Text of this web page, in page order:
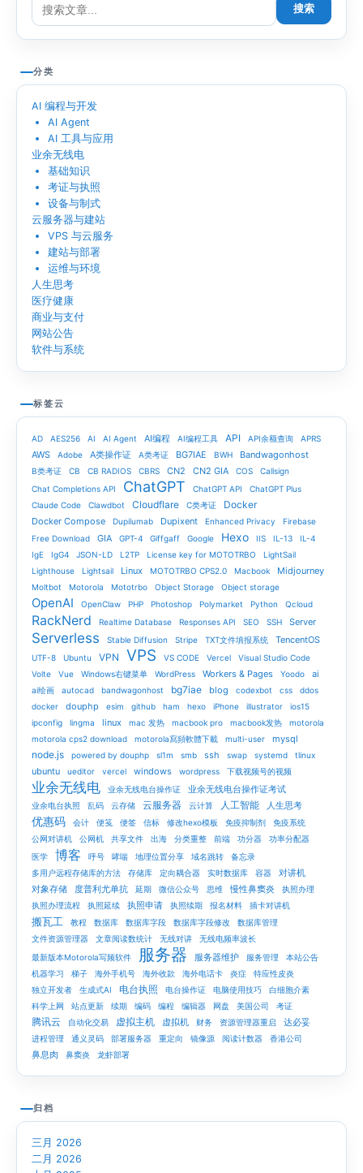
搜索
分类
AI 编程与开发
AI Agent
AI 工具与应用
业余无线电
基础知识
考证与执照
设备与制式
云服务器与建站
VPS 与云服务
建站与部署
运维与环境
人生思考
医疗健康
商业与支付
网站公告
软件与系统
标签云
AD AES256 AI AI Agent AI编程 AI编程工具 API API余额查询 APRS
AWS Adobe A类操作证 A类考证 BG7IAE BWH Bandwagonhost
B类考证 CB CB RADIOS CBRS CN2 CN2 GIA COS
Callsign
Chat Completions API
ChatGPT ChatGPT API
ChatGPT Plus
Claude Code
Clawdbot Cloudflare C类考证 Docker
Docker Compose Dupilumab Dupixent Enhanced Privacy
Firebase
Free Download
GIA GPT-4 Giffgaff Google Hexo IIS IL-13
IL-4
IgE
IgG4 JSON-LD L2TP License key for MOTOTRBO
LightSail
Lighthouse
Lightsail Linux MOTOTRBO CPS2.0 Macbook Midjourney
Moltbot Motorola Mototrbo Object Storage Object storage
OpenAI OpenClaw PHP Photoshop Polymarket Python Qcloud
RackNerd Realtime Database Responses API SEO SSH Server
Serverless Stable Diffusion Stripe TXT文件填报系统 TencentOS
UTF-8 Ubuntu VPN VPS VS CODE Vercel
Visual Studio Code
Volte
Vue Windows右键菜单 WordPress Workers & Pages Yoodo ai
ai绘画 autocad bandwagonhost bg7iae blog codexbot css
ddos
docker
douphp esim github ham hexo iPhone illustrator
ios15
ipconfig
lingma linux mac 发热 macbook pro macbook发热
motorola
motorola cps2 download
motorola寫頻軟體下載 multi-user mysql
node.js powered by douphp sl1m smb ssh swap systemd tlinux
ubuntu ueditor vercel windows wordpress 下载视频号的视频
业余无线电 业余无线电台操作证 业余无线电台操作证考试
业余电台执照 乱码 云存储 云服务器 云计算 人工智能 人生思考
优惠码 会计 便笺 便签 信标 修改hexo模板 免疫抑制剂
免疫系统
公网对讲机
公网机 共享文件 出海 分类重整 前端 功分器
功率分配器
医学
博客 呼号 哮喘 地理位置分享 域名跳转
备忘录
多用户远程存储库的方法
存储库 定向耦合器 实时数据库 容器
对讲机
对象存储
度普利尤单抗 延期 微信公众号 思维 慢性鼻窦炎
执照办理
执照办理流程
执照延续 执照申请 执照续期 报名材料 插卡对讲机
搬瓦工 教程 数据库 数据库字段 数据库字段修改
数据库管理
文件资源管理器
文章阅读数统计 无线对讲
无线电频率波长
最新版本Motorola写频软件
服务器 服务器维护 服务管理
本站公告
机器学习
梯子 海外手机号 海外收款 海外电话卡 炎症
特应性皮炎
独立开发者
生成式AI 电台执照 电台操作证 电脑使用技巧
白细胞介素
科学上网
站点更新 续期 编码 编程 编辑器 网盘 美国公司 考证
腾讯云 自动化交易 虚拟主机 虚拟机 财务 资源管理器重启 达必妥
进程管理 通义灵码 部署服务器 重定向 镜像源 阅读计数器 香港公司
鼻息肉 鼻窦炎 龙虾部署
归档
三月 2026
二月 2026